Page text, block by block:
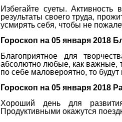
Избегайте суеты.
результаты своего труда,
усмирять себя, чтобы не
Гороскоп на 05 января 2018
Благоприятное для
абсолютно любые, как важные,
по себе маловероятно, то
Гороскоп на 05 января 2018
Хороший день для
Продуктивными окажутся